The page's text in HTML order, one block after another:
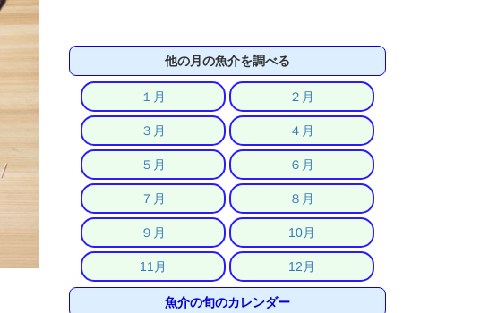
他の月の魚介を調べる
１月 ２月
３月 ４月
５月 ６月
７月 ８月
９月 10月
11月 12月
魚介の旬のカレンダー